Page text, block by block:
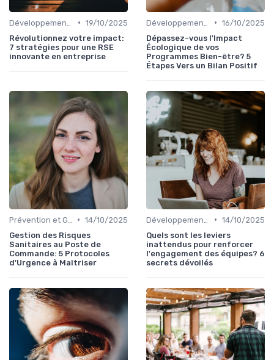
• 19/10/2025
Révolutionnez votre impact:
7 stratégies pour une RSE
innovante en entreprise
• 16/10/2025
Dépassez-vous l'Impact
Écologique de vos
Programmes Bien-être? 5
Étapes Vers un Bilan Positif
• 14/10/2025
Gestion des Risques
Sanitaires au Poste de
Commande: 5 Protocoles
d'Urgence à Maîtriser
• 14/10/2025
Quels sont les leviers
inattendus pour renforcer
l'engagement des équipes? 6
secrets dévoilés